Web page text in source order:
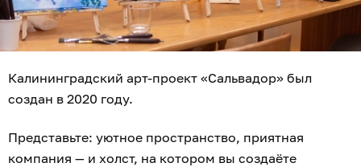
Калининградский арт-проект «Сальвадор» был
создан в 2020 году.
Представьте: уютное пространство, приятная
компания — и холст, на котором вы создаёте